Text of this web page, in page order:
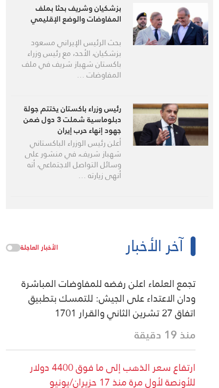
بزشكيان وشريف بحثا بملف
المفاوضات والوضع الإقليمي
بحث الرئيس الإيراني مسعود
بزشكيان، الأحد، مع رئيس وزراء
باكستان شهباز شريف في ملف
المفاوضات …
رئيس وزراء باكستان يختتم جولة
دبلوماسية شملت 3 دول ضمن
جهود إنهاء حرب إيران
أعلن رئيس الوزراء الباكستاني
شهباز شريف، في منشور على
وسائل التواصل الاجتماعي، أنه
أنهى زيارته …
آخر الأخبار الأخبار العاجلة
تجمع العلماء اعلن رفضه للمفاوضات المباشرة
ودان الاعتداء على الجيش: للتمسك بتطبيق
اتفاق 27 تشرين الثاني والقرار 1701
منذ 19 دقيقة
ارتفاع سعر الذهب إلى ما فوق 4400 دولار
للأونصة لأول مرة منذ 17 حزيران/يونيو